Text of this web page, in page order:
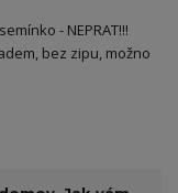
- NEPRAT!!!
bez zipu, možno